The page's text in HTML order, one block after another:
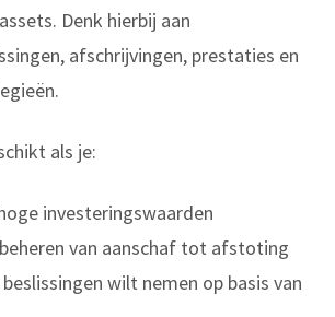
Denk hierbij aan
afschrijvingen, prestaties en
als je:
investeringswaarden
van aanschaf tot afstoting
wilt nemen op basis van